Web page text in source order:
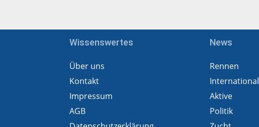
Wissenswertes
Über uns
Kontakt
Impressum
AGB
News
Rennen
International
Aktive
Politik